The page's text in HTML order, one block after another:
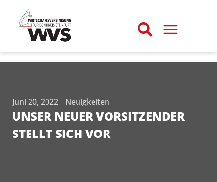
Juni 20, 2022 Neuigkeiten
UNSER NEUER VORSITZENDER
STELLT SICH VOR